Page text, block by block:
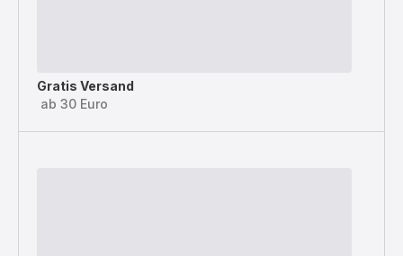
Gratis Versand
ab 30 Euro